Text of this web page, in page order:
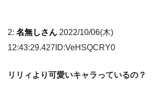
2: 名無しさん 2022/10/06(木)
12:43:29.427ID:VeHSQCRY0
リリィより可愛いキャラっているの？